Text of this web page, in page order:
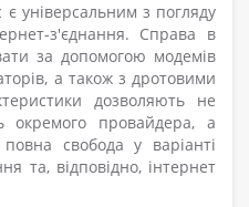
універсальним з погляду
з'єднання. Справа в
за допомогою модемів
а також з дротовими
дозволяють не
окремого провайдера, а
свобода у варіанті
та, відповідно, інтернет